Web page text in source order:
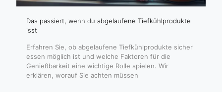
Das passiert, wenn du abgelaufene Tiefkühlprodukte
isst
Erfahren Sie, ob abgelaufene Tiefkühlprodukte sicher
essen möglich ist und welche Faktoren für die
Genießbarkeit eine wichtige Rolle spielen. Wir
erklären, worauf Sie achten müssen